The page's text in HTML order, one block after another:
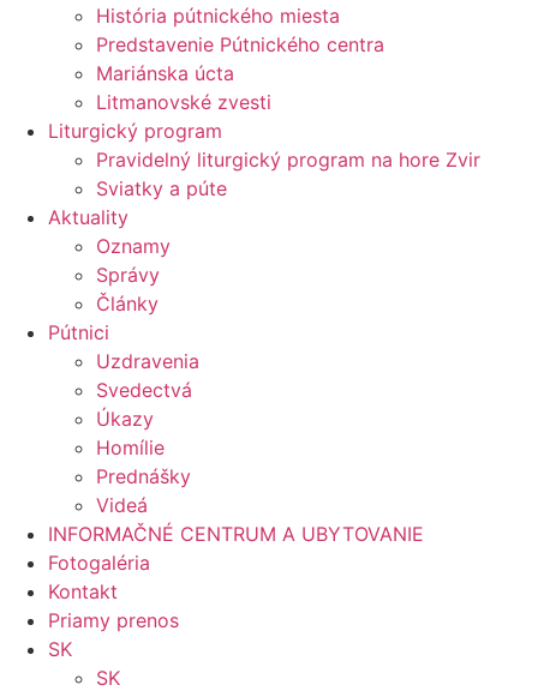
História pútnického miesta
Predstavenie Pútnického centra
Mariánska úcta
Litmanovské zvesti
Liturgický program
Pravidelný liturgický program na hore Zvir
Sviatky a púte
Aktuality
Oznamy
Správy
Články
Pútnici
Uzdravenia
Svedectvá
Úkazy
Homílie
Prednášky
Videá
INFORMAČNÉ CENTRUM A UBYTOVANIE
Fotogaléria
Kontakt
Priamy prenos
SK
SK